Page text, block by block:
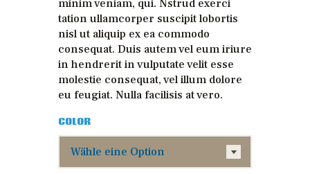
minim veniam, qui. Nstrud exerci
tation ullamcorper suscipit lobortis
nisl ut aliquip ex ea commodo
consequat. Duis autem vel eum iriure
in hendrerit in vulputate velit esse
molestie consequat, vel illum dolore
eu feugiat. Nulla facilisis at vero.
COLOR